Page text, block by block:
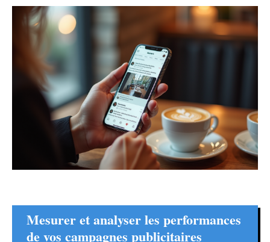
Mesurer et analyser les performances
de vos campagnes publicitaires